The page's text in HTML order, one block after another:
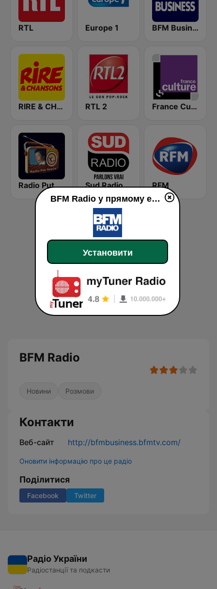
RTL Europe 1 BFM Business 100.8 FM
RIRE & CHANSONS RTL 2 France Culture
Radio Put Sreće Sud Radio RFM
BFM Radio
Новини Розмови
Контакти
Веб-сайт http://bfmbusiness.bfmtv.com/
Оновити інформацію про це радіо
Поділитися
Facebook Twitter
Радіо України
Радіостанції та подкасти
BFM Radio у прямому ефір
Установити